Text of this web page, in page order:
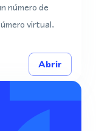
número de
virtual.
Abrir